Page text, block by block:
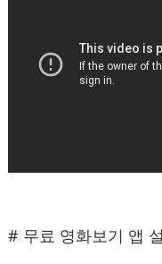
# 무료 영화보기 앱